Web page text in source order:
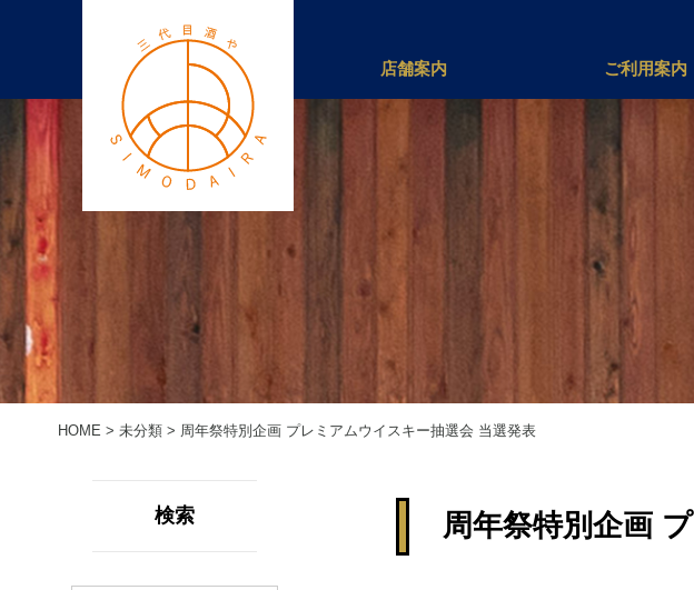
店舗案内 ご利用案内
HOME > 未分類 > 周年祭特別企画 プレミアムウイスキー抽選会 当選発表
周年祭特別企画
検索